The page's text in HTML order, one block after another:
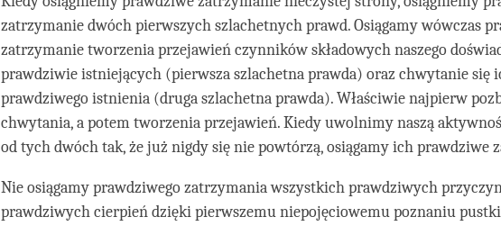
zatrzymanie dwóch pierwszych szlachetnych prawd. Osiągamy wówczas
zatrzymanie tworzenia przejawień czynników składowych naszego
prawdziwie istniejących (pierwsza szlachetna prawda) oraz chwytanie się
prawdziwego istnienia (druga szlachetna prawda). Właściwie najpierw
chwytania, a potem tworzenia przejawień. Kiedy uwolnimy naszą
od tych dwóch tak, że już nigdy się nie powtórzą, osiągamy ich prawdziwe
Nie osiągamy prawdziwego zatrzymania wszystkich prawdziwych
prawdziwych cierpień dzięki pierwszemu niepojęciowemu poznaniu